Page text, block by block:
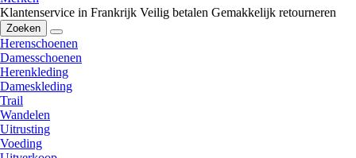
Klantenservice in Frankrijk Veilig betalen Gemakkelijk retourneren
Zoeken
Herenschoenen
Damesschoenen
Herenkleding
Dameskleding
Trail
Wandelen
Uitrusting
Voeding